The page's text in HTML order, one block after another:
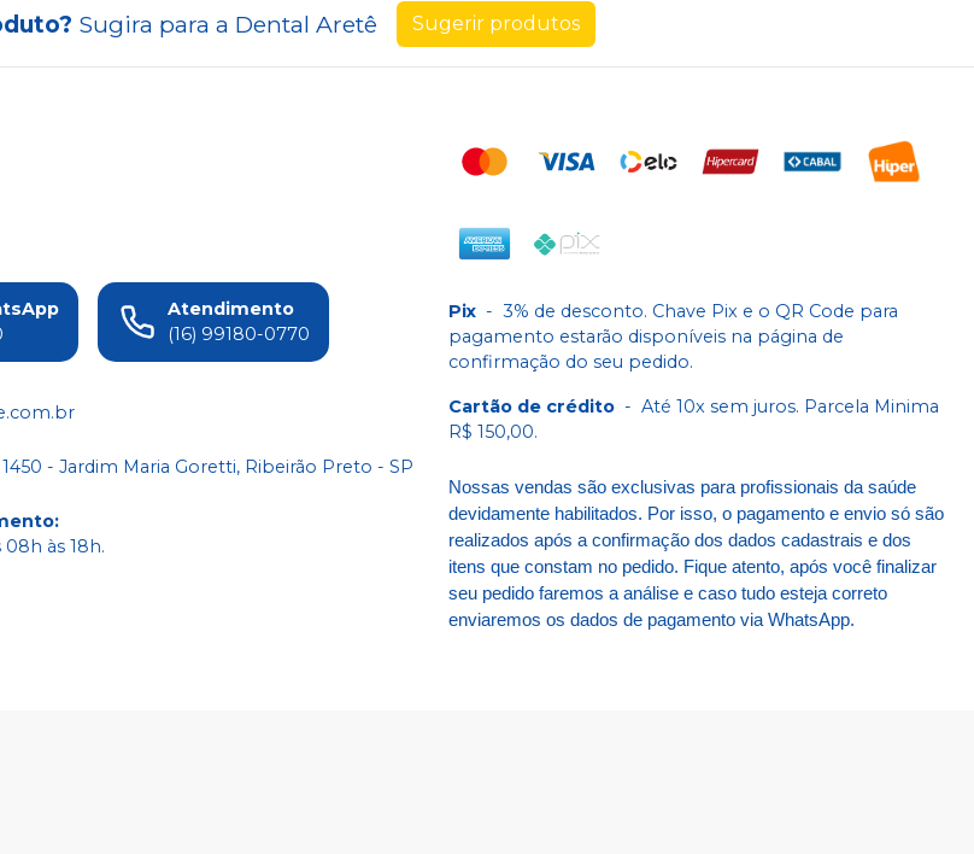
Sugira para a Dental Aretê Sugerir produtos
Atendimento
(16) 99180-0770
- Jardim Maria Goretti, Ribeirão Preto - SP
:
08h às 18h.
Pix - 3% de desconto. Chave Pix e o QR Code para
pagamento estarão disponíveis na página de
confirmação do seu pedido.
Cartão de crédito - Até 10x sem juros. Parcela Minima
R$ 150,00.
Nossas vendas são exclusivas para profissionais da saúde
devidamente habilitados. Por isso, o pagamento e envio só são
realizados após a confirmação dos dados cadastrais e dos
itens que constam no pedido. Fique atento, após você finalizar
seu pedido faremos a análise e caso tudo esteja correto
enviaremos os dados de pagamento via WhatsApp.